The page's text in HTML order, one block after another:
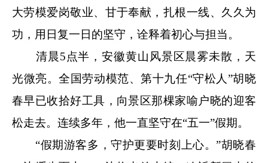
大劳模爱岗敬业、甘于奉献，扎根一线、久久为
功，用日复一日的坚守，诠释着初心与担当。
清晨5点半，安徽黄山风景区晨雾未散，天
光微亮。全国劳动模范、第十九任“守松人”胡晓
春早已收拾好工具，向景区那棵家喻户晓的迎客
松走去。连续多年，他一直坚守在“五一”假期。
“假期游客多，守护更要时刻上心。”胡晓春